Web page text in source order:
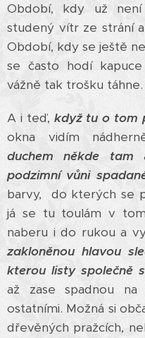
Období, kdy už
studený vítr ze strání
Období, kdy se ještě
se často hodí
vážně tak trošku
A i teď, když tu o tom
okna vidím
duchem někde tam
podzimní vůni
barvy, do kterých se
já se tu toulám v
naberu i do rukou a
zakloněnou hlavou
kterou listy společně
až zase spadnou
ostatními. Možná si
dřevěných pražcích,